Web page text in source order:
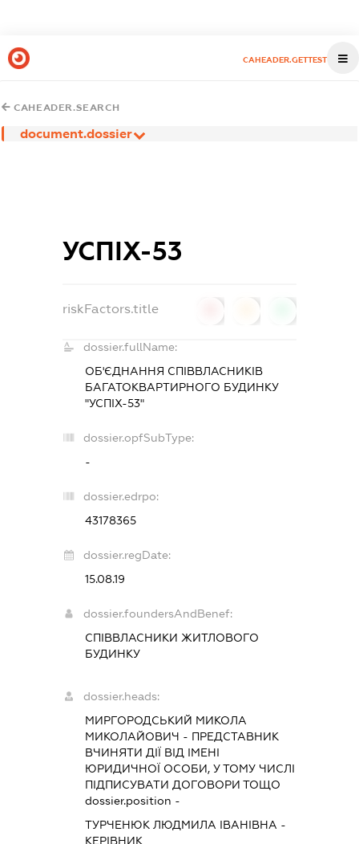
CAHEADER.GETTEST
CAHEADER.SEARCH
document.dossier
УСПІХ-53
riskFactors.title
dossier.fullName:
ОБ'ЄДНАННЯ СПІВВЛАСНИКІВ
БАГАТОКВАРТИРНОГО БУДИНКУ
"УСПІХ-53"
dossier.opfSubType:
-
dossier.edrpo:
43178365
dossier.regDate:
15.08.19
dossier.foundersAndBenef:
СПІВВЛАСНИКИ ЖИТЛОВОГО
БУДИНКУ
dossier.heads:
МИРГОРОДСЬКИЙ МИКОЛА
МИКОЛАЙОВИЧ - ПРЕДСТАВНИК
ВЧИНЯТИ ДІЇ ВІД ІМЕНІ
ЮРИДИЧНОЇ ОСОБИ, У ТОМУ ЧИСЛІ
ПІДПИСУВАТИ ДОГОВОРИ ТОЩО
dossier.position -
ТУРЧЕНЮК ЛЮДМИЛА ІВАНІВНА -
КЕРІВНИК